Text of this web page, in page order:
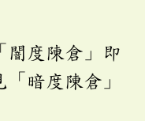
闇度陳倉」即
「暗度陳倉」